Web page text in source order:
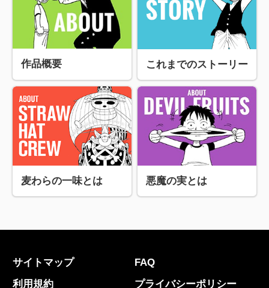
作品概要 これまでのストーリー
麦わらの一味とは 悪魔の実とは
サイトマップ
FAQ
利用規約
プライバシーポリシー